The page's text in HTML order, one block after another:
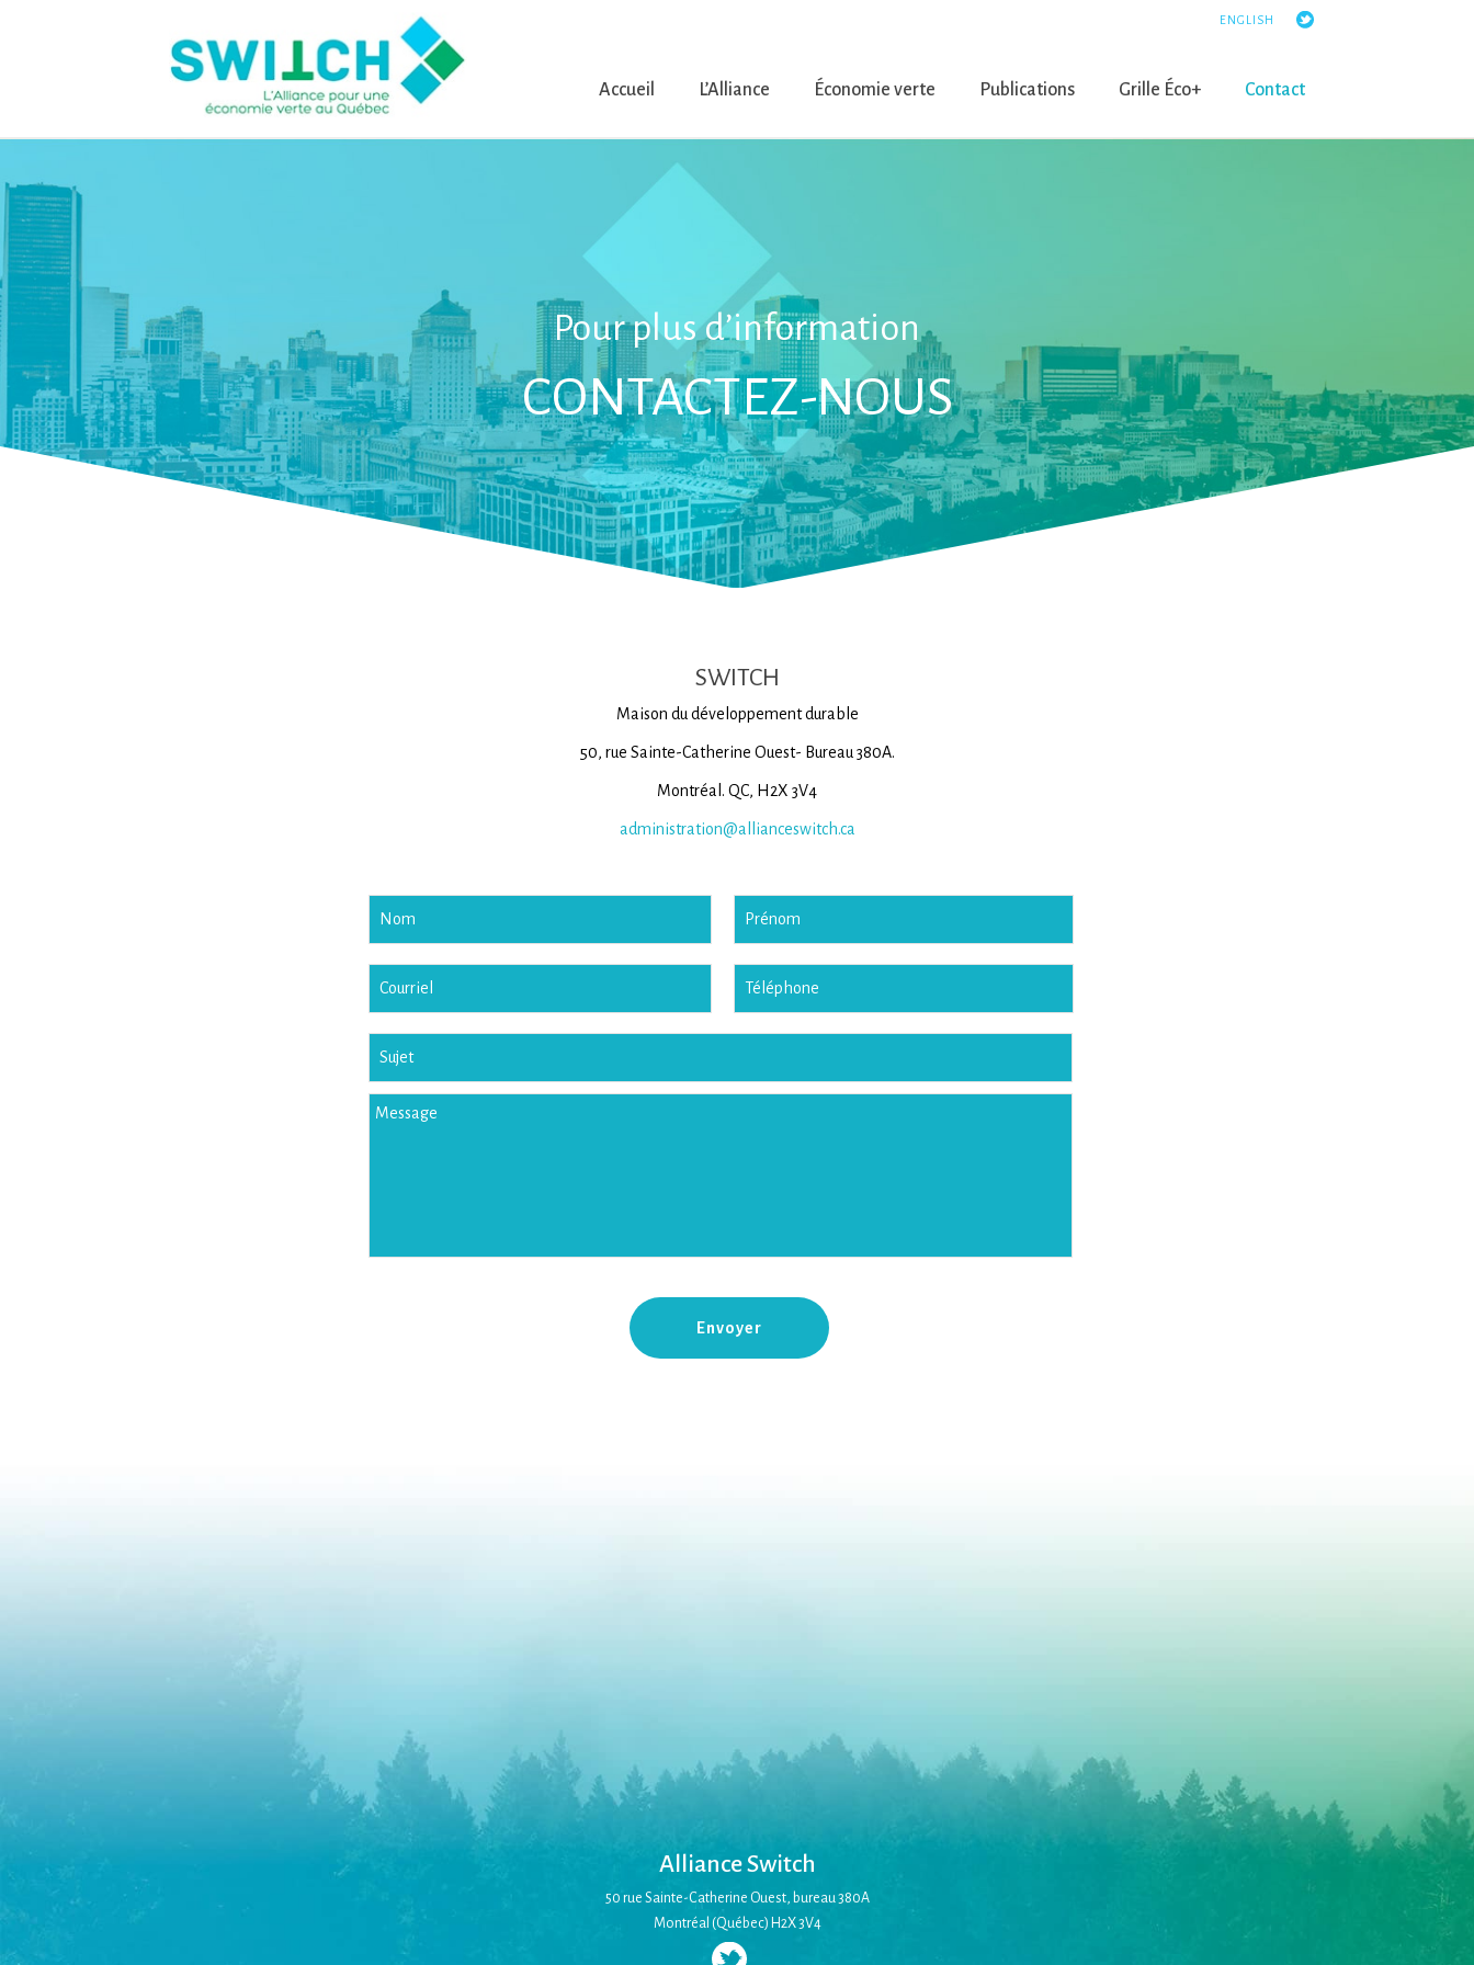
ENGLISH
Accueil L’Alliance Économie verte Publications Grille Éco+ Contact
Pour plus d’information
CONTACTEZ-NOUS
SWITCH
Maison du développement durable
50, rue Sainte-Catherine Ouest- Bureau 380A.
Montréal. QC, H2X 3V4
administration@allianceswitch.ca
Alliance Switch
50 rue Sainte-Catherine Ouest, bureau 380A
Montréal (Québec) H2X 3V4